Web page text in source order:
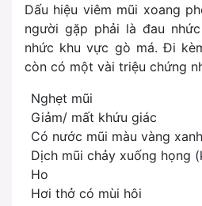
Dấu hiệu viêm mũi xoang
người gặp phải là đau
nhức khu vực gò má. Đi
còn có một vài triệu chứng
Nghẹt mũi
Giảm/ mất khứu giác
Có nước mũi màu vàng
Dịch mũi chảy xuống họng
Ho
Hơi thở có mùi hôi